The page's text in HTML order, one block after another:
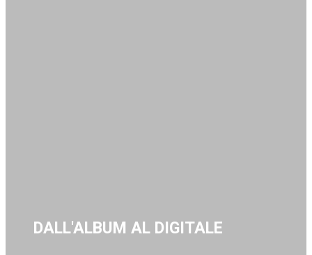
DALL'ALBUM AL DIGITALE